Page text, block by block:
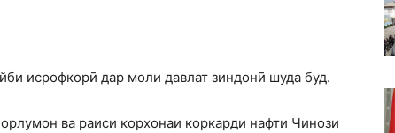
исрофкорӣ дар моли давлат зиндонӣ шуда буд.
ва раиси корхонаи коркарди нафти Чинози